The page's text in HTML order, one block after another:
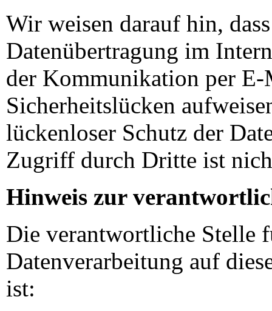
Wir weisen darauf hin,
Datenübertragung im
der Kommunikation per
Sicherheitslücken
lückenloser Schutz der
Zugriff durch Dritte ist
Hinweis zur
Die verantwortliche Stelle
Datenverarbeitung auf
ist: